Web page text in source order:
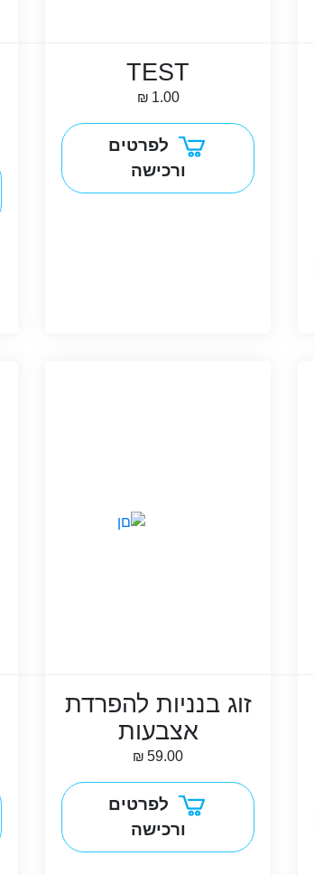
TEST
₪ 1.00
לפרטים
ורכישה
זוג בנניות להפרדת
אצבעות
₪ 59.00
לפרטים
ורכישה